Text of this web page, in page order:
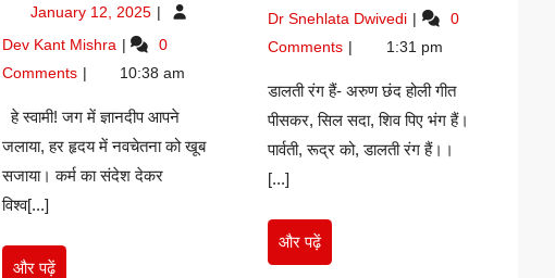
प्रतीक
स्वामी
विवेकानंद-
कुमार
गौरव
January 12, 2025 January
2025
Dev Kant Mishra युवाशक्ति
प्रतीक
स्वामी
विवेकानंद-
सुरेश
कुमार
0
Comments
10:38 am
हे स्वामी! जग में ज्ञानदीप आपने
जलाया, हर हृदय में नवचेतना को खूब
सजाया। कर्म का संदेश देकर
विश्व[...]
और पढ़ेंऔर
रामकिशोर
पाठक
2026
Dr Snehlata Dwivedi डालती
है
रामकिशोर
पाठक
0
Comments
1:31 pm
डालती रंग हैं- अरुण छंद होली गीत
पीसकर, सिल सदा, शिव पिए भंग हैं।
पार्वती, रूद्र को, डालती रंग हैं।।
[...]
और पढ़ेंऔर
पढ़ें